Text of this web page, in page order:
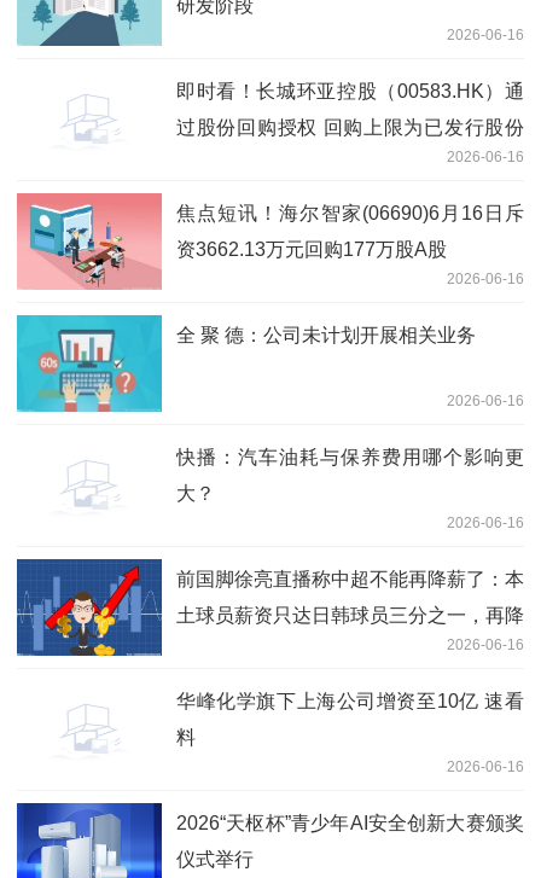
研发阶段
2026-06-16
即时看！长城环亚控股（00583.HK）通
过股份回购授权 回购上限为已发行股份
2026-06-16
焦点短讯！海尔智家(06690)6月16日斥
资3662.13万元回购177万股A股
2026-06-16
全 聚 德：公司未计划开展相关业务
2026-06-16
快播：汽车油耗与保养费用哪个影响更
大？
2026-06-16
前国脚徐亮直播称中超不能再降薪了：本
土球员薪资只达日韩球员三分之一，再降
2026-06-16
华峰化学旗下上海公司增资至10亿 速看
料
2026-06-16
2026“天枢杯”青少年AI安全创新大赛颁奖
仪式举行